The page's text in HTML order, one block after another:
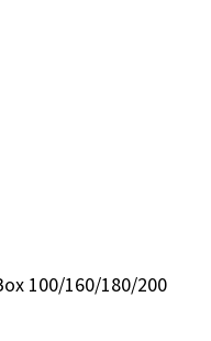
100/160/180/200